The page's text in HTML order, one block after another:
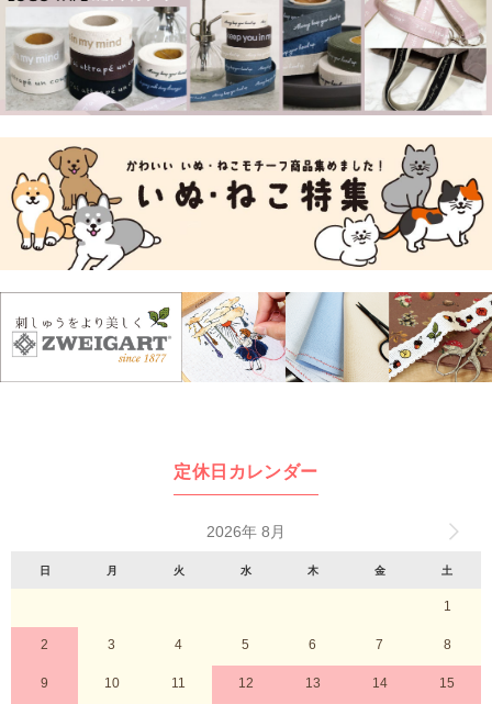
定休日カレンダー
2026年 8月
日 月 火 水 木 金 土
1
2 3 4 5 6 7 8
9 10 11 12 13 14 15